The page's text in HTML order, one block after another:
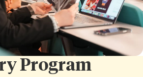
Program